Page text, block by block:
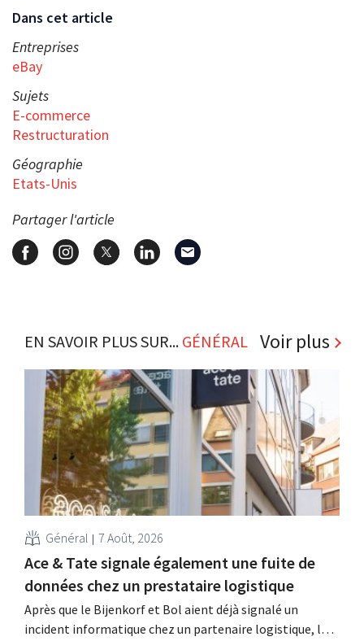
Dans cet article
Entreprises
eBay
Sujets
E-commerce
Restructuration
Géographie
Etats-Unis
Partager l'article
EN SAVOIR PLUS SUR... GÉNÉRAL Voir plus
Général 7 Août, 2026
Ace & Tate signale également une fuite de
données chez un prestataire logistique
Après que le Bijenkorf et Bol aient déjà signalé un
incident informatique chez un partenaire logistique, la